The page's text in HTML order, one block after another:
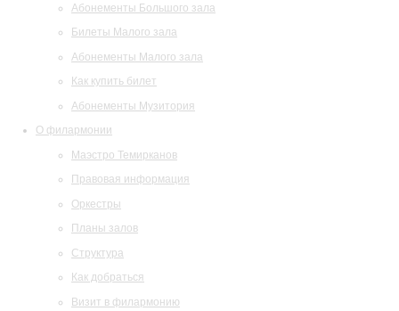
Абонементы Большого зала
Билеты Малого зала
Абонементы Малого зала
Как купить билет
Абонементы Музитория
О филармонии
Маэстро Темирканов
Правовая информация
Оркестры
Планы залов
Структура
Как добраться
Визит в филармонию